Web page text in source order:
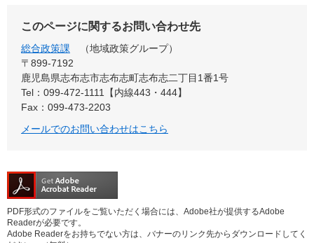
このページに関するお問い合わせ先
総合政策課
地域政策グループ
〒899‐7192
鹿児島県志布志市志布志町志布志二丁目1番1号
Tel：099-472-1111【内線443・444】
Fax：099-473-2203
メールでのお問い合わせはこちら
PDF形式のファイルをご覧いただく場合には、Adobe社が提供するAdobe
Readerが必要です。
Adobe Readerをお持ちでない方は、バナーのリンク先からダウンロードしてく